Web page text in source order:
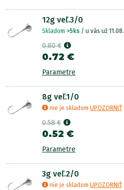
12g veľ.3/0
Skladom >5ks / u vás už 11.08.
0.80 €
0.72 €
Parametre
8g veľ.1/0
nie je skladom UPOZORNIŤ
0.58 €
0.52 €
Parametre
3g veľ.2/0
nie je skladom UPOZORNIŤ